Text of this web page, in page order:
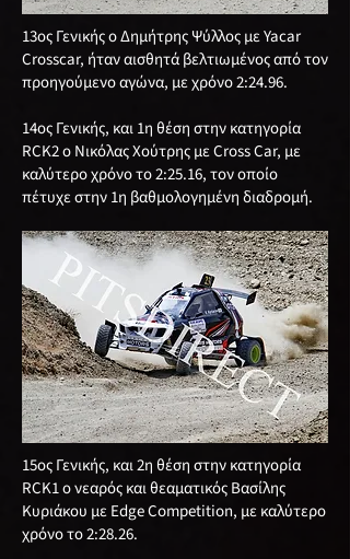
13ος Γενικής ο Δημήτρης Ψύλλος με Yacar
Crosscar, ήταν αισθητά βελτιωμένος από τον
προηγούμενο αγώνα, με χρόνο 2:24.96.
14ος Γενικής, και 1η θέση στην κατηγορία
RCΚ2 ο Νικόλας Χούτρης με Cross Car, με
καλύτερο χρόνο το 2:25.16, τον οποίο
πέτυχε στην 1η βαθμολογημένη διαδρομή.
15ος Γενικής, και 2η θέση στην κατηγορία
RCΚ1 ο νεαρός και θεαματικός Βασίλης
Κυριάκου με Edge Competition, με καλύτερο
χρόνο το 2:28.26.